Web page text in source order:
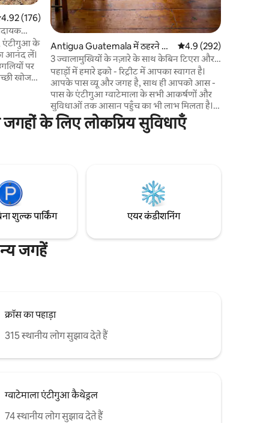
रेटिंग 5 में से 4.92, 176 समीक्षाएँ
4.92 (176)
एंटीगुआ के
आनंद लें।
पर
खोज
पर
Antigua Guatemala में ठहरने की
जगह
औसत रेटिंग 5 में से 4.9,
4.9 (292)
3 ज्वालामुखियों के नज़ारे के साथ केबिन टिएरा और
लावा
पहाड़ों में हमारे इको - रिट्रीट में आपका स्वागत है।
आपके पास व्यू और जगह है, साथ ही आपको आस -
पास के एंटीगुआ ग्वाटेमाला के सभी आकर्षणों और
सुविधाओं तक आसान पहुँच का भी लाभ मिलता है।
अगुआ, अकातेनांगो और फ़्यूगो ज्वालामुखियों,
अनछुए पहाड़ों और पक्षियों पर नज़र रखने वाले स्वर्ग
के लिए लोकप्रिय सुविधाएँ
शुल्क पार्किंग एयर कंडीशनिंग
जगहें
क्रॉस का पहाड़ा
315 स्थानीय लोग सुझाव देते हैं
ग्वाटेमाला एंटीगुआ कैथेड्रल
74 स्थानीय लोग सुझाव देते हैं